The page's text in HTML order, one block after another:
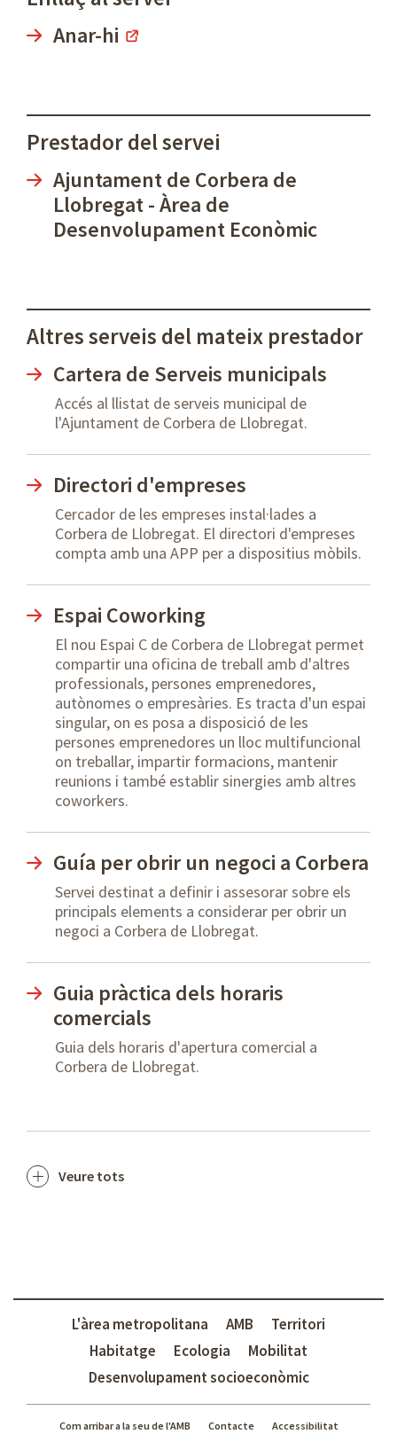
Anar-hi
Prestador del servei
Ajuntament de Corbera de
Llobregat - Àrea de
Desenvolupament Econòmic
Altres serveis del mateix prestador
Cartera de Serveis municipals
Accés al llistat de serveis municipal de
l'Ajuntament de Corbera de Llobregat.
Directori d'empreses
Cercador de les empreses instal·lades a
Corbera de Llobregat. El directori d'empreses
compta amb una APP per a dispositius mòbils.
Espai Coworking
El nou Espai C de Corbera de Llobregat permet
compartir una oficina de treball amb d'altres
professionals, persones emprenedores,
autònomes o empresàries. Es tracta d'un espai
singular, on es posa a disposició de les
persones emprenedores un lloc multifuncional
on treballar, impartir formacions, mantenir
reunions i també establir sinergies amb altres
coworkers.
Guía per obrir un negoci a Corbera
Servei destinat a definir i assesorar sobre els
principals elements a considerar per obrir un
negoci a Corbera de Llobregat.
Guia pràctica dels horaris
comercials
Guia dels horaris d'apertura comercial a
Corbera de Llobregat.
Veure tots
L'àrea metropolitana AMB
Territori
Habitatge
Ecologia
Mobilitat
Desenvolupament socioeconòmic
Com arribar a la seu de l'AMB Contacte Accessibilitat